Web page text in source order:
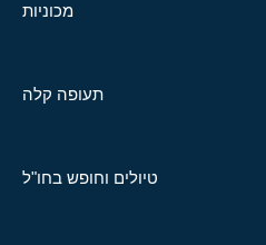
מכוניות
תעופה קלה
טיולים וחופש בחו"ל